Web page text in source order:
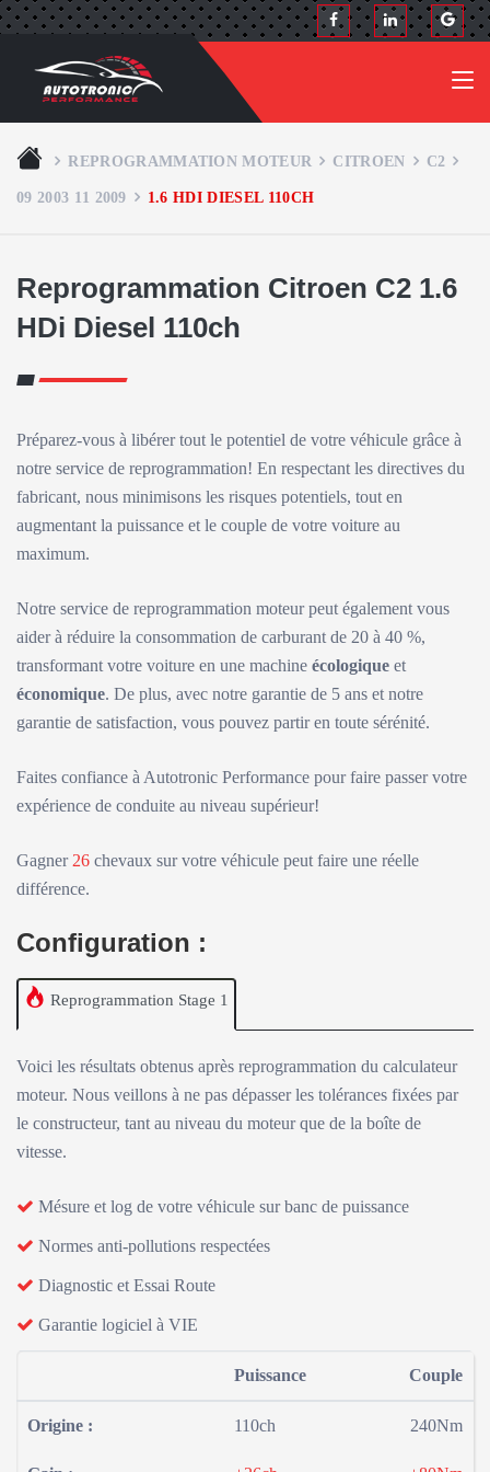
REPROGRAMMATION MOTEUR CITROEN C2
09 2003 11 2009 1.6 HDI DIESEL 110CH
Reprogrammation Citroen C2 1.6
HDi Diesel 110ch
Préparez-vous à libérer tout le potentiel de votre véhicule grâce à
notre service de reprogrammation! En respectant les directives du
fabricant, nous minimisons les risques potentiels, tout en
augmentant la puissance et le couple de votre voiture au
maximum.
Notre service de reprogrammation moteur peut également vous
aider à réduire la consommation de carburant de 20 à 40 %,
transformant votre voiture en une machine écologique et
économique. De plus, avec notre garantie de 5 ans et notre
garantie de satisfaction, vous pouvez partir en toute sérénité.
Faites confiance à Autotronic Performance pour faire passer votre
expérience de conduite au niveau supérieur!
Gagner 26 chevaux sur votre véhicule peut faire une réelle
différence.
Configuration :
Reprogrammation Stage 1
Voici les résultats obtenus après reprogrammation du calculateur
moteur. Nous veillons à ne pas dépasser les tolérances fixées par
le constructeur, tant au niveau du moteur que de la boîte de
vitesse.
Mésure et log de votre véhicule sur banc de puissance
Normes anti-pollutions respectées
Diagnostic et Essai Route
Garantie logiciel à VIE
Puissance Couple
Origine : 110ch 240Nm